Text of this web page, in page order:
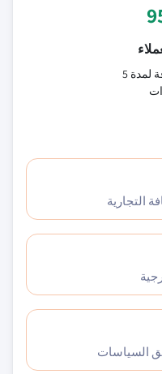
قيمة العلاقة لمدة 5
التجارية
السياسات